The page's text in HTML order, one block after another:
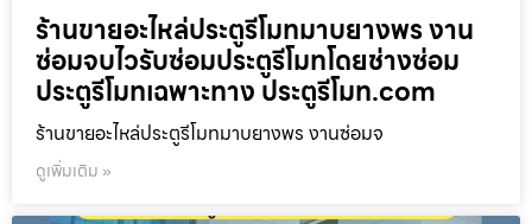
ร้านขายอะไหล่ประตูรีโมทมาบยางพร งาน
ซ่อมจบไวรับซ่อมประตูรีโมทโดยช่างซ่อม
ประตูรีโมทเฉพาะทาง ประตูรีโมท.com
ร้านขายอะไหล่ประตูรีโมทมาบยางพร งานซ่อมจ
ดูเพิ่มเติม »